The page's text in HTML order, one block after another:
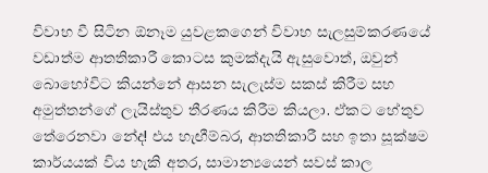
විවාහ වී සිටින ඕනෑම යුවළකගෙන් විවාහ සැලසුම්කරණයේ
වඩාත්ම ආතතිකාරී කොටස කුමක්දැයි ඇසුවොත්, ඔවුන්
බොහෝවිට කියන්නේ ආසන සැලැස්ම සකස් කිරීම සහ
අමුත්තන්ගේ ලැයිස්තුව තීරණය කිරීම කියලා. ඒකට හේතුව
තේරෙනවා නේද! එය හැඟීම්බර, ආතතිකාරී සහ ඉතා සූක්ෂම
කාර්යයක් විය හැකි අතර, සාමාන්‍යයෙන් සවස් කාල